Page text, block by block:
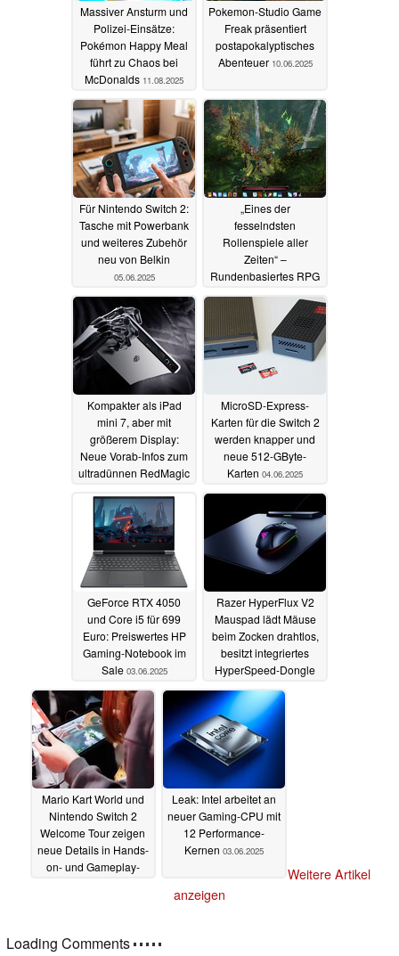
Massiver Ansturm und
Polizei-Einsätze:
Pokémon Happy Meal
führt zu Chaos bei
McDonalds 11.08.2025
Pokemon-Studio Game
Freak präsentiert
postapokalyptisches
Abenteuer 10.06.2025
Für Nintendo Switch 2:
Tasche mit Powerbank
und weiteres Zubehör
neu von Belkin
05.06.2025
„Eines der
fesselndsten
Rollenspiele aller
Zeiten“ –
Rundenbasiertes RPG
Bewertungen jetzt mit
70 % Rabatt auf Steam
04.06.2025
Kompakter als iPad
mini 7, aber mit
größerem Display:
Neue Vorab-Infos zum
ultradünnen RedMagic
04.06.2025
MicroSD-Express-
Karten für die Switch 2
werden knapper und
neue 512-GByte-
Karten 04.06.2025
GeForce RTX 4050
und Core i5 für 699
Euro: Preiswertes HP
Gaming-Notebook im
Sale 03.06.2025
Razer HyperFlux V2
Mauspad lädt Mäuse
beim Zocken drahtlos,
besitzt integriertes
HyperSpeed-Dongle
03.06.2025
Mario Kart World und
Nintendo Switch 2
Welcome Tour zeigen
neue Details in Hands-
on- und Gameplay-
Leak: Intel arbeitet an
neuer Gaming-CPU mit
12 Performance-
Kernen 03.06.2025
Weitere Artikel
anzeigen
Loading Comments